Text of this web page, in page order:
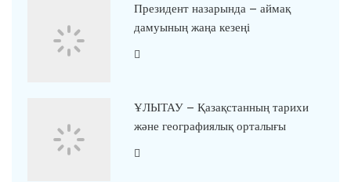
Президент назарында – аймақ
дамуының жаңа кезеңі
ҰЛЫТАУ – Қазақстанның тарихи
және географиялық орталығы